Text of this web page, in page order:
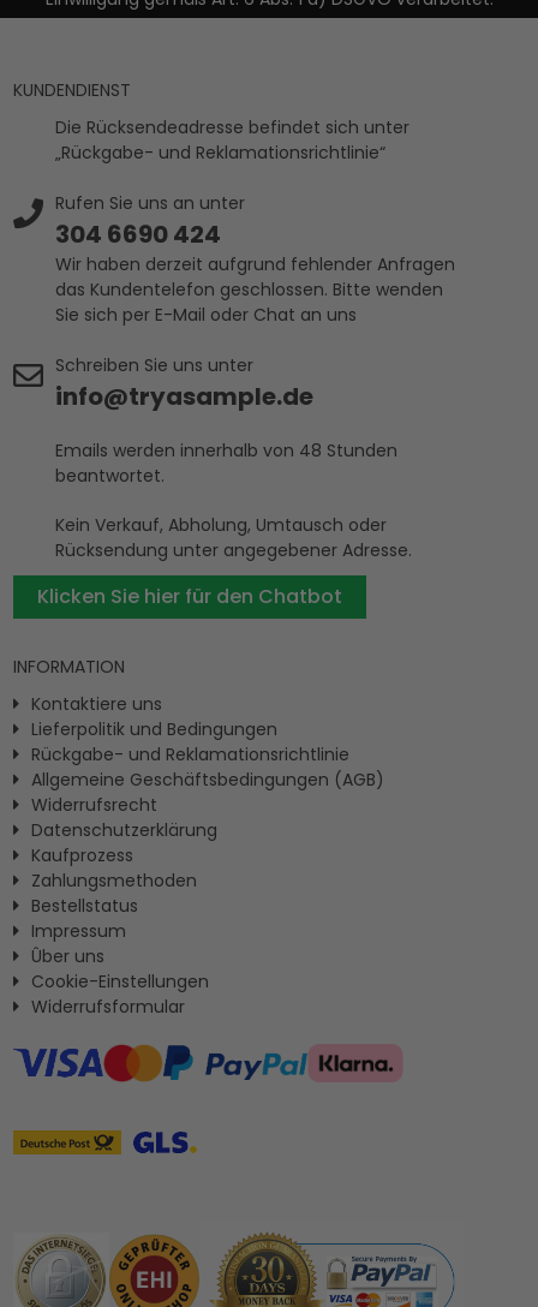
KUNDENDIENST
Die Rücksendeadresse befindet sich unter
„Rückgabe- und Reklamationsrichtlinie“
Rufen Sie uns an unter
304 6690 424
Wir haben derzeit aufgrund fehlender Anfragen
das Kundentelefon geschlossen. Bitte wenden
Sie sich per E-Mail oder Chat an uns
Schreiben Sie uns unter
info@tryasample.de
Emails werden innerhalb von 48 Stunden
beantwortet.
Kein Verkauf, Abholung, Umtausch oder
Rücksendung unter angegebener Adresse.
Klicken Sie hier für den Chatbot
INFORMATION
Kontaktiere uns
Lieferpolitik und Bedingungen
Rückgabe- und Reklamationsrichtlinie
Allgemeine Geschäftsbedingungen (AGB)
Widerrufsrecht
Datenschutzerklärung
Kaufprozess
Zahlungsmethoden
Bestellstatus
Impressum
Ûber uns
Cookie-Einstellungen
Widerrufsformular